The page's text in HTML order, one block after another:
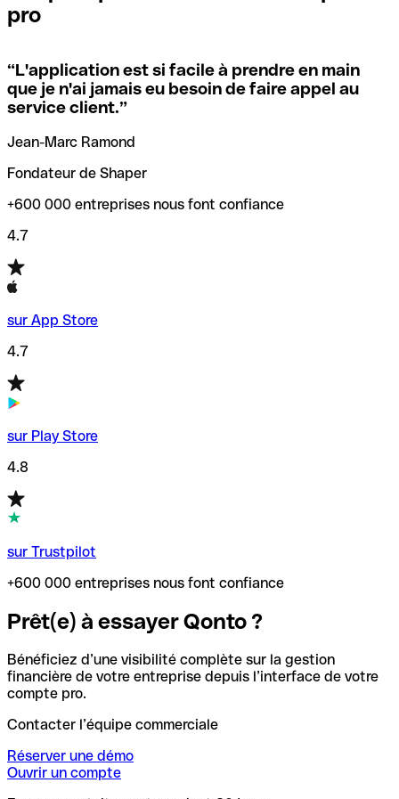
locales.
Si vous n'êtes pas sûr du code SWIFT que vous devriez
utiliser, nous avons développé un outil de recherche de
codes SWIFT par nom de banque.
vérification/recherche de codes SWIFT. Ainsi, vous pouvez
trouver et vérifier vos codes SWIFT avant de réaliser vos
transferts d’argent.
pro
“L'application est si facile à prendre en main
que je n'ai jamais eu besoin de faire appel au
service client.”
Jean-Marc Ramond
Fondateur de Shaper
+600 000 entreprises nous font confiance
4.7
sur App Store
4.7
sur Play Store
4.8
sur Trustpilot
+600 000 entreprises nous font confiance
Prêt(e) à essayer Qonto ?
Bénéficiez d’une visibilité complète sur la gestion
financière de votre entreprise depuis l’interface de votre
compte pro.
Contacter l’équipe commerciale
Réserver une démo
Ouvrir un compte